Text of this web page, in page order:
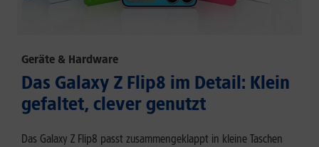
Geräte & Hardware
Das Galaxy Z Flip8 im Detail: Klein
gefaltet, clever genutzt
Das Galaxy Z Flip8 passt zusammengeklappt in kleine Taschen